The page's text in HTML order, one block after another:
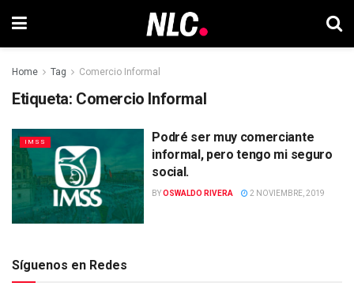
Home Tag Comercio Informal
Etiqueta: Comercio Informal
IMSS
Podré ser muy comerciante
informal, pero tengo mi seguro
social.
BYOSWALDO RIVERA 2 NOVIEMBRE, 2019
Síguenos en Redes